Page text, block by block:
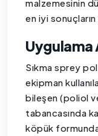
malzemesinin
en iyi
Uygulama
Sıkma sprey
ekipman
bileşen (poliol
tabancasında
köpük formunda